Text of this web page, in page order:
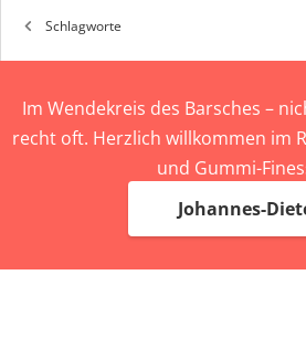
Schlagworte
Im Wendekreis des Barsches –
recht oft. Herzlich willkommen im
und Gummi-
Johannes-